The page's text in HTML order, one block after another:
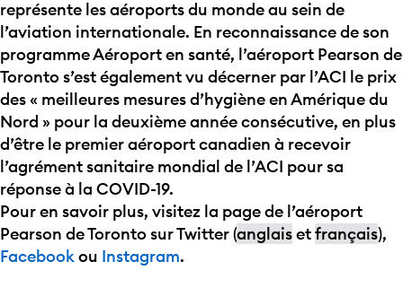
représente lesaéroportsdu monde au sein de
l’aviation internationale. En reconnaissance de son
programmeAéroporten santé, l’aéroport Pearson de
Toronto s’estégalementvu décerner par l’ACI le prix
des « meilleures mesuresd’hygièneenAmériquedu
Nord » pour la deuxièmeannéeconsécutive, en plus
d’être le premieraéroportcanadien à recevoir
l’agrémentsanitaire mondial de l’ACI poursa
réponseà la COVID-19.
Pouren savoir plus, visitez la page de l’aéroport
Pearson de Toronto sur Twitter (anglaisetfrançais),
Facebookou Instagram.